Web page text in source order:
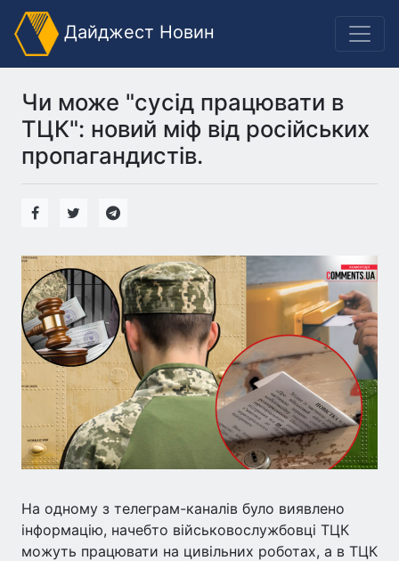
Дайджест Новин
Чи може "сусід працювати в
ТЦК": новий міф від російських
пропагандистів.
На одному з телеграм-каналів було виявлено
інформацію, начебто військовослужбовці ТЦК
можуть працювати на цивільних роботах, а в ТЦК